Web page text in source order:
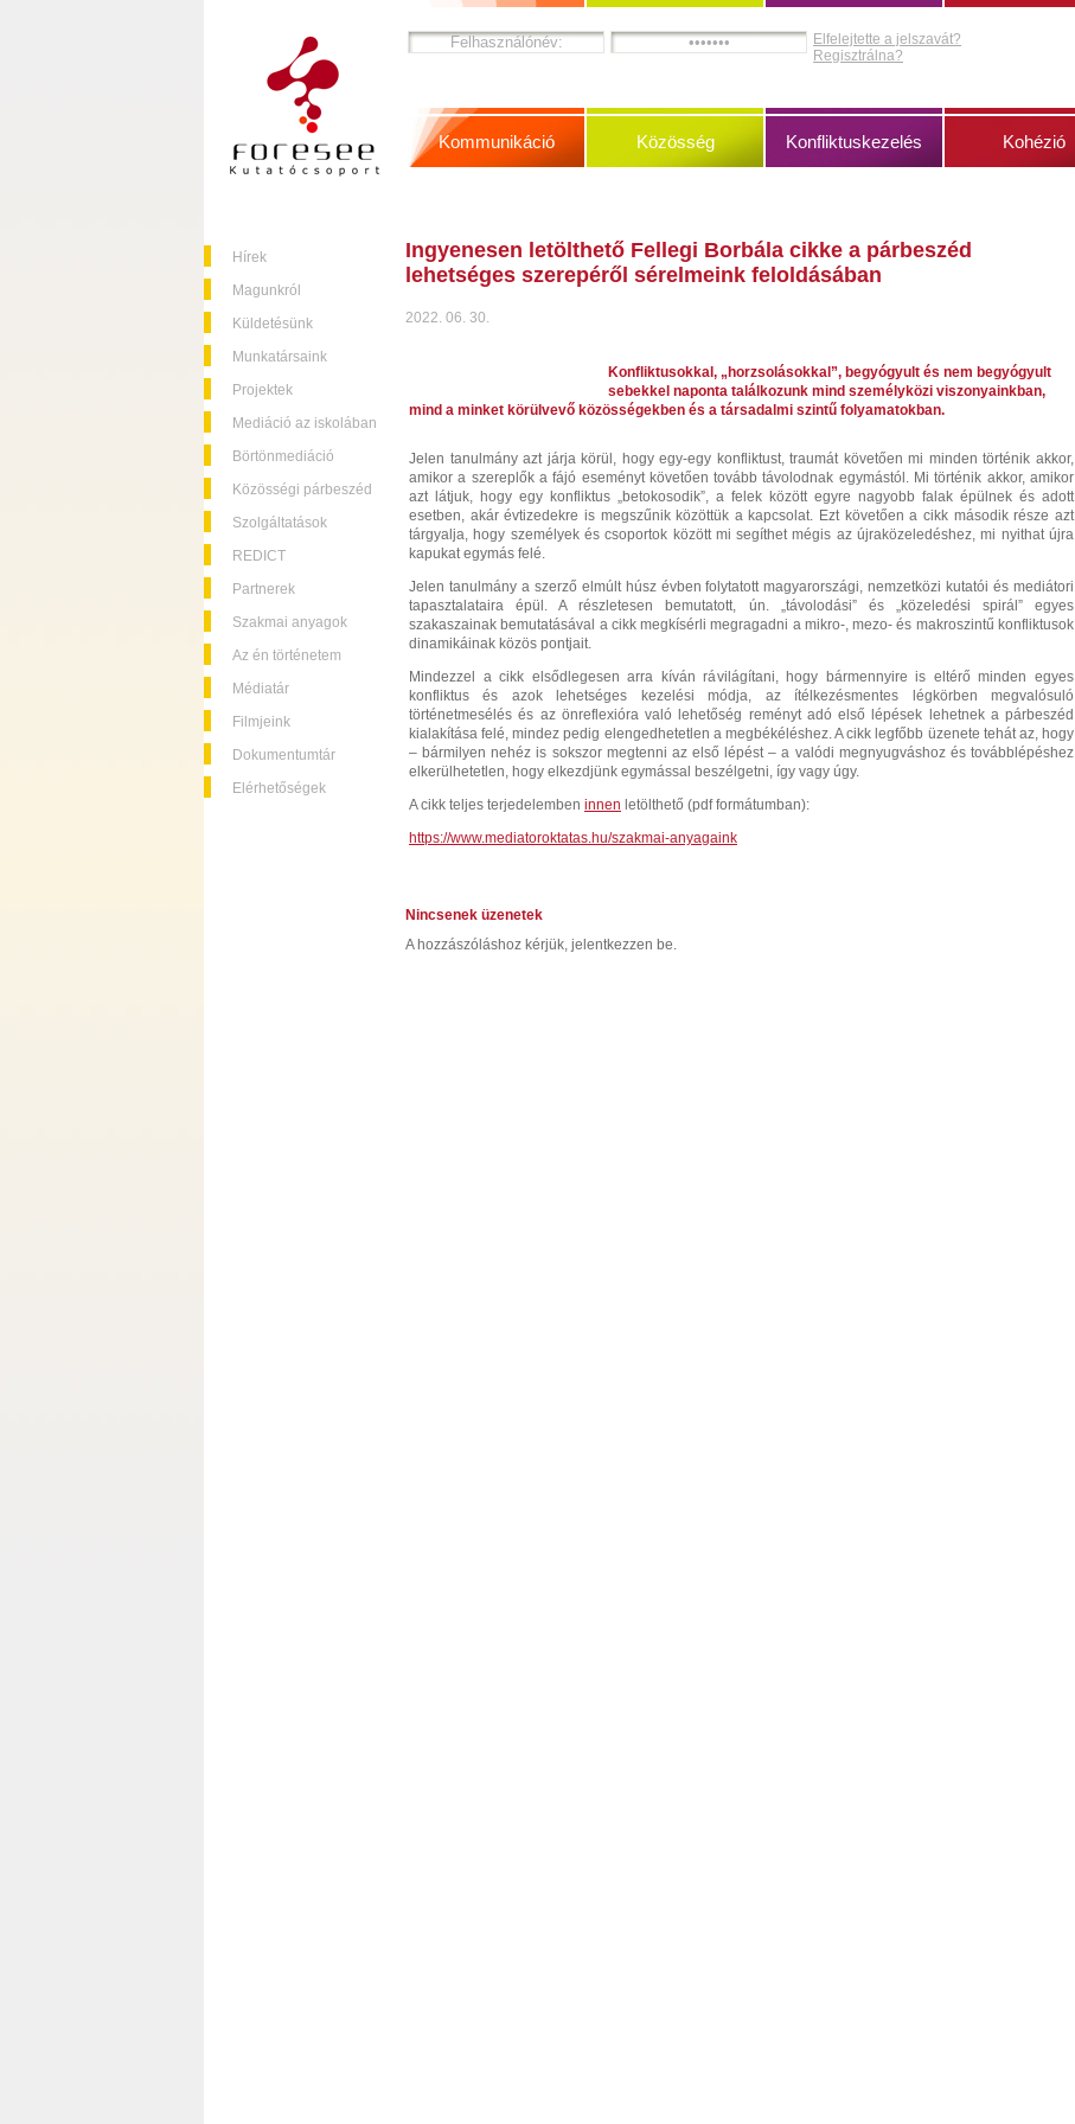
Hírek
Magunkról
Küldetésünk
Munkatársaink
Projektek
Mediáció az iskolában
Börtönmediáció
Közösségi párbeszéd
Szolgáltatások
REDICT
Partnerek
Szakmai anyagok
Az én történetem
Médiatár
Filmjeink
Dokumentumtár
Elérhetőségek
Elfelejtette a jelszavát?
Regisztrálna?
Kommunikáció Közösség Konfliktuskezelés Kohézió
Ingyenesen letölthető Fellegi Borbála cikke a párbeszéd
lehetséges szerepéről sérelmeink feloldásában
2022. 06. 30.
Konfliktusokkal, „horzsolásokkal”, begyógyult és nem begyógyult
sebekkel naponta találkozunk mind személyközi viszonyainkban,
mind a minket körülvevő közösségekben és a társadalmi szintű folyamatokban.
Jelen tanulmány azt járja körül, hogy egy-egy konfliktust, traumát követően mi minden történik akkor,
amikor a szereplők a fájó eseményt követően tovább távolodnak egymástól. Mi történik akkor, amikor
azt látjuk, hogy egy konfliktus „betokosodik”, a felek között egyre nagyobb falak épülnek és adott
esetben, akár évtizedekre is megszűnik közöttük a kapcsolat. Ezt követően a cikk második része azt
tárgyalja, hogy személyek és csoportok között mi segíthet mégis az újraközeledéshez, mi nyithat újra
kapukat egymás felé.
Jelen tanulmány a szerző elmúlt húsz évben folytatott magyarországi, nemzetközi kutatói és mediátori
tapasztalataira épül. A részletesen bemutatott, ún. „távolodási” és „közeledési spirál” egyes
szakaszainak bemutatásával a cikk megkísérli megragadni a mikro-, mezo- és makroszintű konfliktusok
dinamikáinak közös pontjait.
Mindezzel a cikk elsődlegesen arra kíván rávilágítani, hogy bármennyire is eltérő minden egyes
konfliktus és azok lehetséges kezelési módja, az ítélkezésmentes légkörben megvalósuló
történetmesélés és az önreflexióra való lehetőség reményt adó első lépések lehetnek a párbeszéd
kialakítása felé, mindez pedig elengedhetetlen a megbékéléshez. A cikk legfőbb üzenete tehát az, hogy
– bármilyen nehéz is sokszor megtenni az első lépést – a valódi megnyugváshoz és továbblépéshez
elkerülhetetlen, hogy elkezdjünk egymással beszélgetni, így vagy úgy.
A cikk teljes terjedelemben innen letölthető (pdf formátumban):
https://www.mediatoroktatas.hu/szakmai-anyagaink
Nincsenek üzenetek
A hozzászóláshoz kérjük, jelentkezzen be.